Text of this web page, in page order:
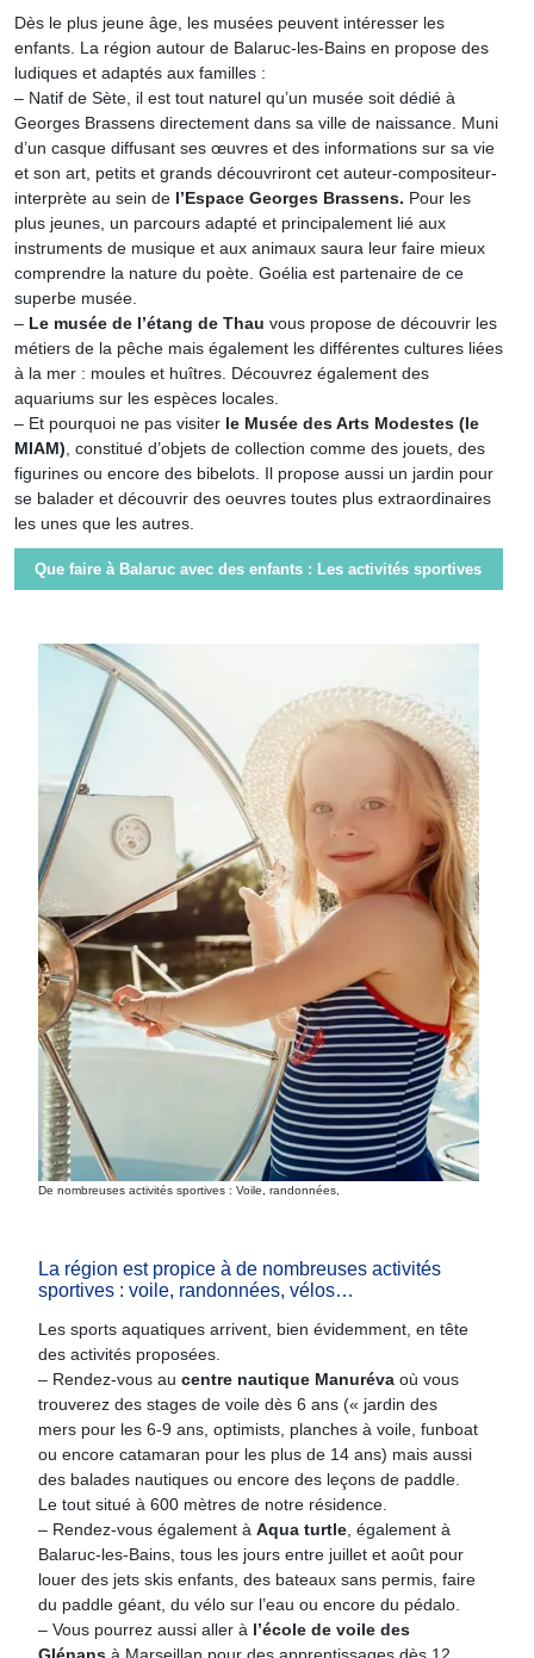
Dès le plus jeune âge, les musées peuvent intéresser les
enfants. La région autour de Balaruc-les-Bains en propose des
ludiques et adaptés aux familles :
– Natif de Sète, il est tout naturel qu’un musée soit dédié à
Georges Brassens directement dans sa ville de naissance. Muni
d’un casque diffusant ses œuvres et des informations sur sa vie
et son art, petits et grands découvriront cet auteur-compositeur-
interprète au sein de l’Espace Georges Brassens. Pour les
plus jeunes, un parcours adapté et principalement lié aux
instruments de musique et aux animaux saura leur faire mieux
comprendre la nature du poète. Goélia est partenaire de ce
superbe musée.
– Le musée de l’étang de Thau vous propose de découvrir les
métiers de la pêche mais également les différentes cultures liées
à la mer : moules et huîtres. Découvrez également des
aquariums sur les espèces locales.
– Et pourquoi ne pas visiterle Musée des Arts Modestes (le
MIAM) , constitué d’objets de collection comme des jouets, des
figurines ou encore des bibelots. Il propose aussi un jardin pour
se balader et découvrir des oeuvres toutes plus extraordinaires
les unes que les autres.
Que faire à Balaruc avec des enfants : Les activités sportives
De nombreuses activités sportives : Voile, randonnées,
La région est propice à de nombreuses activités
sportives : voile, randonnées, vélos…
Les sports aquatiques arrivent, bien évidemment, en tête
des activités proposées.
– Rendez-vous au centre nautique Manurévaoù vous
trouverez des stages de voile dès 6 ans (« jardin des
mers pour les 6-9 ans, optimists, planches à voile, funboat
ou encore catamaran pour les plus de 14 ans) mais aussi
des balades nautiques ou encore des leçons de paddle.
Le tout situé à 600 mètres de notre résidence.
– Rendez-vous également à Aqua turtle, également à
Balaruc-les-Bains, tous les jours entre juillet et août pour
louer des jets skis enfants, des bateaux sans permis, faire
du paddle géant, du vélo sur l’eau ou encore du pédalo.
– Vous pourrez aussi aller à l’école de voile des